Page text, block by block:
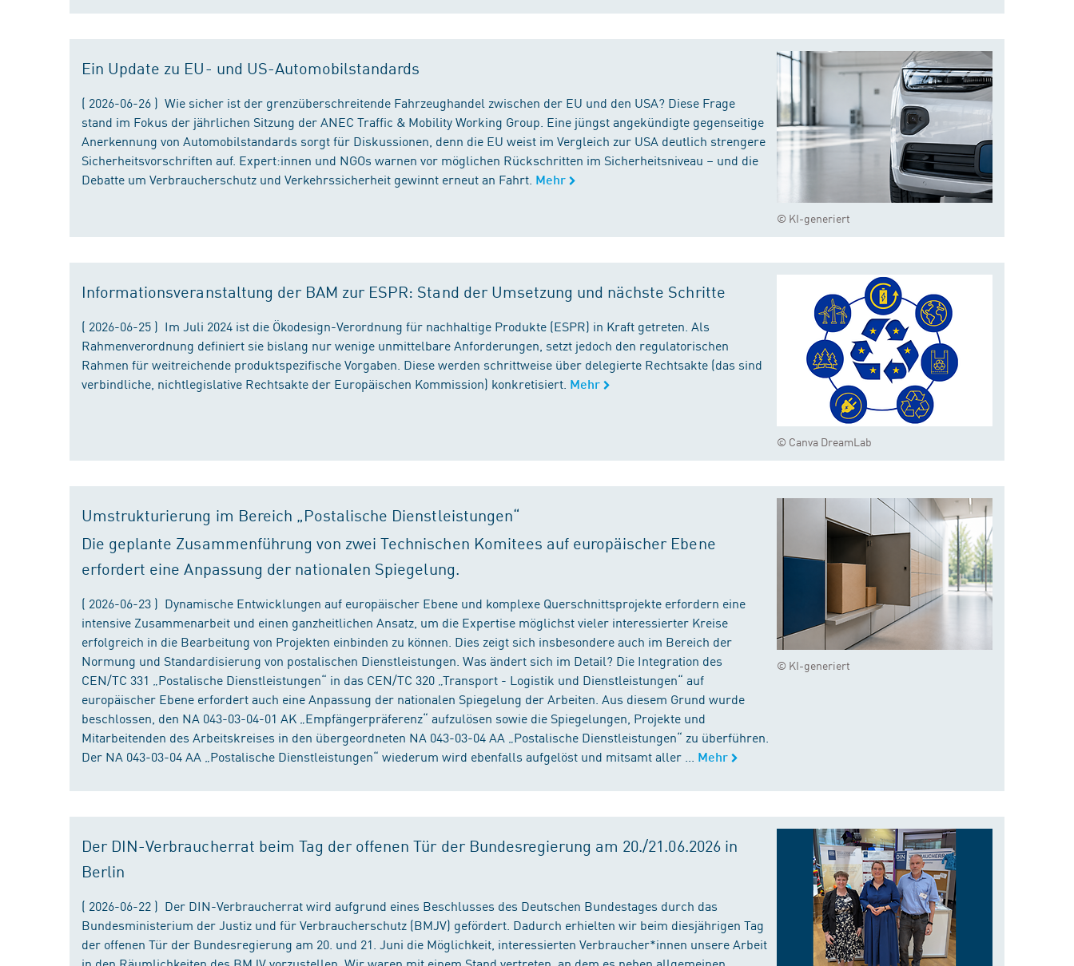
© KI-generiert
Ein Update zu EU- und US-Automobilstandards
( 2026-06-26 ) Wie sicher ist der grenzüberschreitende Fahrzeughandel zwischen der EU und den USA? Diese Frage
stand im Fokus der jährlichen Sitzung der ANEC Traffic & Mobility Working Group. Eine jüngst angekündigte gegenseitige
Anerkennung von Automobilstandards sorgt für Diskussionen, denn die EU weist im Vergleich zur USA deutlich strengere
Sicherheitsvorschriften auf. Expert:innen und NGOs warnen vor möglichen Rückschritten im Sicherheitsniveau – und die
Debatte um Verbraucherschutz und Verkehrssicherheit gewinnt erneut an Fahrt. Mehr
© Canva DreamLab
Informationsveranstaltung der BAM zur ESPR: Stand der Umsetzung und nächste Schritte
( 2026-06-25 ) Im Juli 2024 ist die Ökodesign-Verordnung für nachhaltige Produkte (ESPR) in Kraft getreten. Als
Rahmenverordnung definiert sie bislang nur wenige unmittelbare Anforderungen, setzt jedoch den regulatorischen
Rahmen für weitreichende produktspezifische Vorgaben. Diese werden schrittweise über delegierte Rechtsakte (das sind
verbindliche, nichtlegislative Rechtsakte der Europäischen Kommission) konkretisiert. Mehr
© KI-generiert
Umstrukturierung im Bereich „Postalische Dienstleistungen“
Die geplante Zusammenführung von zwei Technischen Komitees auf europäischer Ebene
erfordert eine Anpassung der nationalen Spiegelung.
( 2026-06-23 ) Dynamische Entwicklungen auf europäischer Ebene und komplexe Querschnittsprojekte erfordern eine
intensive Zusammenarbeit und einen ganzheitlichen Ansatz, um die Expertise möglichst vieler interessierter Kreise
erfolgreich in die Bearbeitung von Projekten einbinden zu können. Dies zeigt sich insbesondere auch im Bereich der
Normung und Standardisierung von postalischen Dienstleistungen. Was ändert sich im Detail? Die Integration des
CEN/TC 331 „Postalische Dienstleistungen“ in das CEN/TC 320 „Transport - Logistik und Dienstleistungen“ auf
europäischer Ebene erfordert auch eine Anpassung der nationalen Spiegelung der Arbeiten. Aus diesem Grund wurde
beschlossen, den NA 043-03-04-01 AK „Empfängerpräferenz“ aufzulösen sowie die Spiegelungen, Projekte und
Mitarbeitenden des Arbeitskreises in den übergeordneten NA 043-03-04 AA „Postalische Dienstleistungen“ zu überführen.
Der NA 043-03-04 AA „Postalische Dienstleistungen“ wiederum wird ebenfalls aufgelöst und mitsamt aller ...
Mehr
Der DIN-Verbraucherrat beim Tag der offenen Tür der Bundesregierung am 20./21.06.2026 in
Berlin
( 2026-06-22 ) Der DIN-Verbraucherrat wird aufgrund eines Beschlusses des Deutschen Bundestages durch das
Bundesministerium der Justiz und für Verbraucherschutz (BMJV) gefördert. Dadurch erhielten wir beim diesjährigen Tag
der offenen Tür der Bundesregierung am 20. und 21. Juni die Möglichkeit, interessierten Verbraucher*innen unsere Arbeit